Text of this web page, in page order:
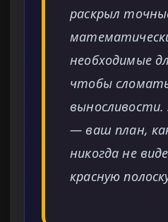
раскрыл
необходимые
чтобы
— ваш план,
никогда не
красную